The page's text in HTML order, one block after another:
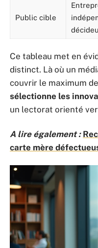
Public cible
Ce tableau met en
distinct. Là où un
couvrir le maximum
sélectionne les
un lectorat orienté
A lire également :
carte mère